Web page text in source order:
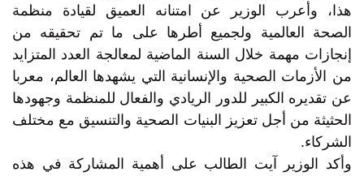
هذا، وأعرب الوزير عن امتنانه العميق لقيادة منظمة
الصحة العالمية ولجميع أطرها على ما تم تحقيقه من
إنجازات مهمة خلال السنة الماضية لمعالجة العدد المتزايد
من الأزمات الصحية والإنسانية التي يشهدها العالم، معربا
عن تقديره الكبير للدور الريادي والفعال للمنظمة وجهودها
الحثيثة من أجل تعزيز البنيات الصحية والتنسيق مع مختلف
الشركاء.
وأكد الوزير آيت الطالب على أهمية المشاركة في هذه